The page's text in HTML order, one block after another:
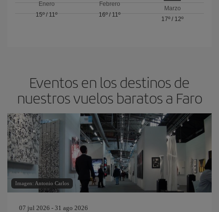
Enero
15º/ 11º
Febrero
16º/ 11º
Marzo
17º / 12º
Eventos en los destinos de
nuestros vuelos baratos a Faro
Imagen: Antonio Carlos
07 jul 2026 - 31 ago 2026